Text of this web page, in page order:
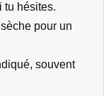
tu hésites.
pour un
souvent